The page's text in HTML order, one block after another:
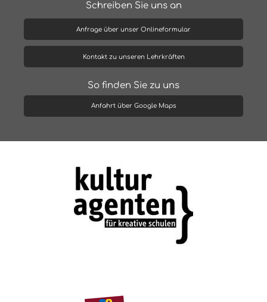
Schreiben Sie uns an
Anfrage über unser Onlineformular
Kontakt zu unseren Lehrkräften
So finden Sie zu uns
Anfahrt über Google Maps